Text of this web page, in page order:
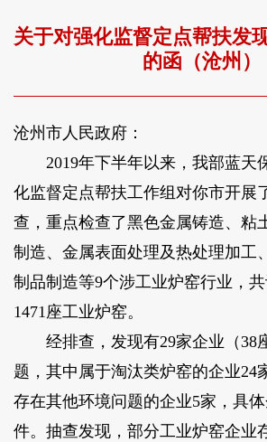
关于对强化监督定点帮扶发
的函（沧州）
沧州市人民政府：
2019年下半年以来，我部蓝天
化监督定点帮扶工作组对你市开展
查，重点检查了黑色金属铸造、粘
制造、金属表面处理及热处理加工
制品制造等9个涉工业炉窑行业，共
1471座工业炉窑。
经排查，发现有29家企业（38
题，其中属于淘汰类炉窑的企业24
存在其他环境问题的企业5家，具
件。抽查发现，部分工业炉窑企业